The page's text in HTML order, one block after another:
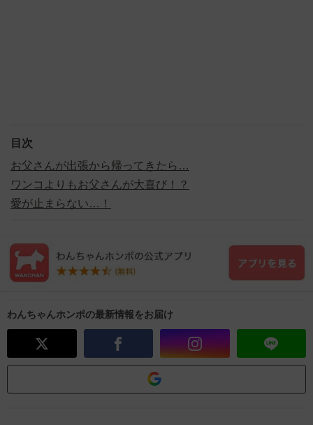
目次
お父さんが出張から帰ってきたら…
ワンコよりもお父さんが大喜び！？
愛が止まらない…！
わんちゃんホンポの最新情報をお届け